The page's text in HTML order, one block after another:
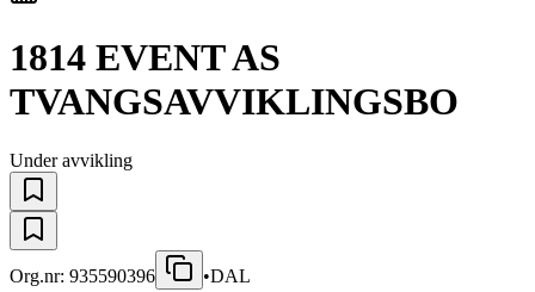
1814 EVENT AS
TVANGSAVVIKLINGSBO
Under avvikling
Org.nr: 935590396 •DAL